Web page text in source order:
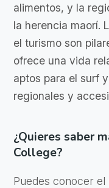
alimentos, y la
la herencia maorí.
el turismo son
ofrece una vida
aptos para el surf
regionales y
¿Quieres saber
College?
Puedes conocer el